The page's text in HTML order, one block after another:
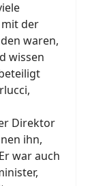
der
waren,
wissen
Direktor
ihn,
war auch